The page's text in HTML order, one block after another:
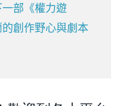
一部《權力遊
創作野心與劇本